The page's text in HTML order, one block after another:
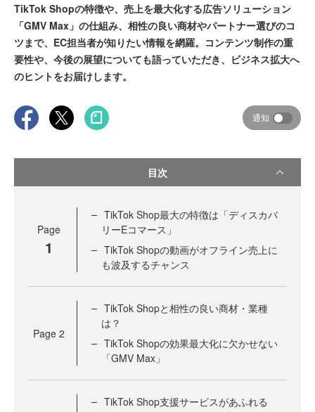
TikTok Shopの特徴や、売上を最大化する広告ソリューション
「GMV Max」の仕組み、相性の良い商材やパートナー選びのコ
ツまで、EC担当者が知りたい情報を網羅。コンテンツ制作の重
要性や、今後の展望についても語っていただき、ビジネス拡大へ
のヒントをお届けします。
通知
目次
Page
1
TikTok Shop最大の特徴は「ディスカバ
リーEコマース」
TikTok Shopの動画がオフライン売上に
も波及するチャンス
Page 2
TikTok Shopと相性の良い商材・業種
は？
TikTok Shopの効果最大化に欠かせない
「GMV Max」
TikTok Shop支援サービスがあふれる